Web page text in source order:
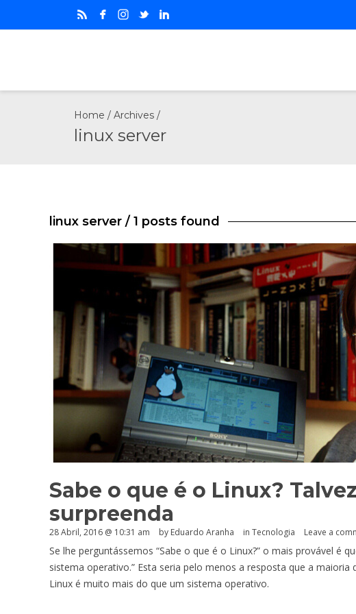
Home / Archives /
linux server
linux server / 1 posts found
Sabe o que é o Linux?
surpreenda
28 Abril, 2016 @ 10:31 am by Eduardo Aranha in Tecnologia Leave a
Se lhe perguntássemos “Sabe o que é o Linux?” o mais provável é
sistema operativo.” Esta seria pelo menos a resposta que a
Linux é muito mais do que um sistema operativo.